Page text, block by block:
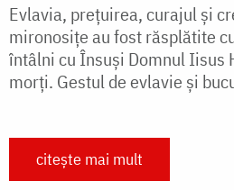
Evlavia, prețuirea, curajul și
mironosițe au fost răsplătite
întâlni cu Însuși Domnul Iisus
morți. Gestul de evlavie și
citește mai mult